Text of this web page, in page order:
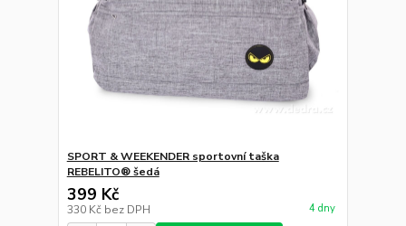
SPORT & WEEKENDER sportovní taška
REBELITO® šedá
399 Kč
330 Kč bez DPH 4 dny